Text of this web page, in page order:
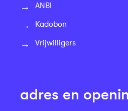
ANBI
Kadobon
Vrijwilligers
adres en